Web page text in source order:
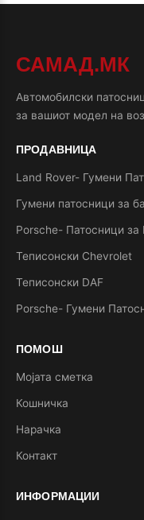
САМАД.МК
Автомобилски
за вашиот модел на
ПРОДАВНИЦА
Land Rover- Гумени
Гумени патосници за
Porsche- Патосници за
Теписонски Chevrolet
Теписонски DAF
Porsche- Гумени
ПОМОШ
Мојата сметка
Кошничка
Нарачка
Контакт
ИНФОРМАЦИИ